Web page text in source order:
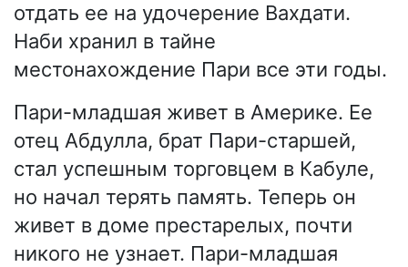
отдать ее на удочерение Вахдати.
Наби хранил в тайне
местонахождение Пари все эти годы.
Пари-младшая живет в Америке. Ее
отец Абдулла, брат Пари-старшей,
стал успешным торговцем в Кабуле,
но начал терять память. Теперь он
живет в доме престарелых, почти
никого не узнает. Пари-младшая